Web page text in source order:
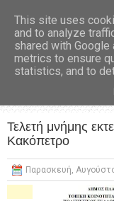
Τελετή μνήμης
Κακόπετρο
Παρασκευή,
This site uses
and to analyze
shared with
metrics to ensure
statistics, and to